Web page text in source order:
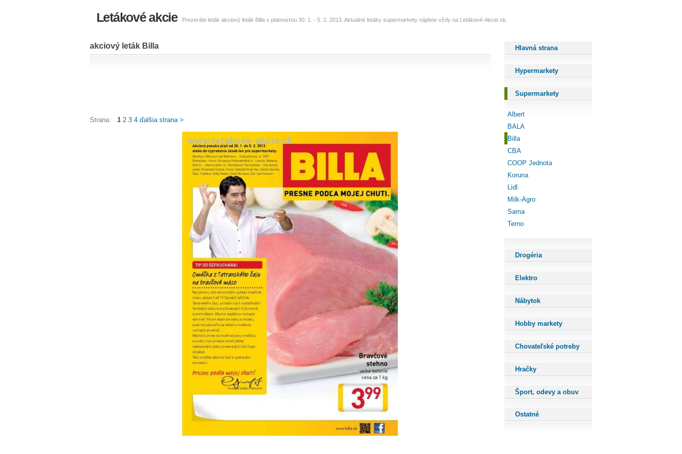
Letákové akcie Prezeráte leták akciový leták Billa s platnosťou 30. 1. - 5. 2. 2013. Aktuálné letáky supermarkety nájdete vždy na Letákové-Akcie.sk.
akciový leták Billa
Strana: 1 2 3 4 ďalšia strana >
Hlavná strana
Hypermarkety
Supermarkety
Albert
BALA
Billa
CBA
COOP Jednota
Koruna
Lidl
Milk-Agro
Sama
Terno
Drogéria
Elektro
Nábytok
Hobby markety
Chovateľské potreby
Hračky
Šport, odevy a obuv
Ostatné